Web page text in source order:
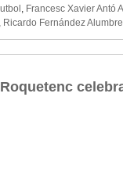
, Francesc Xavier Antó
, Ricardo Fernández